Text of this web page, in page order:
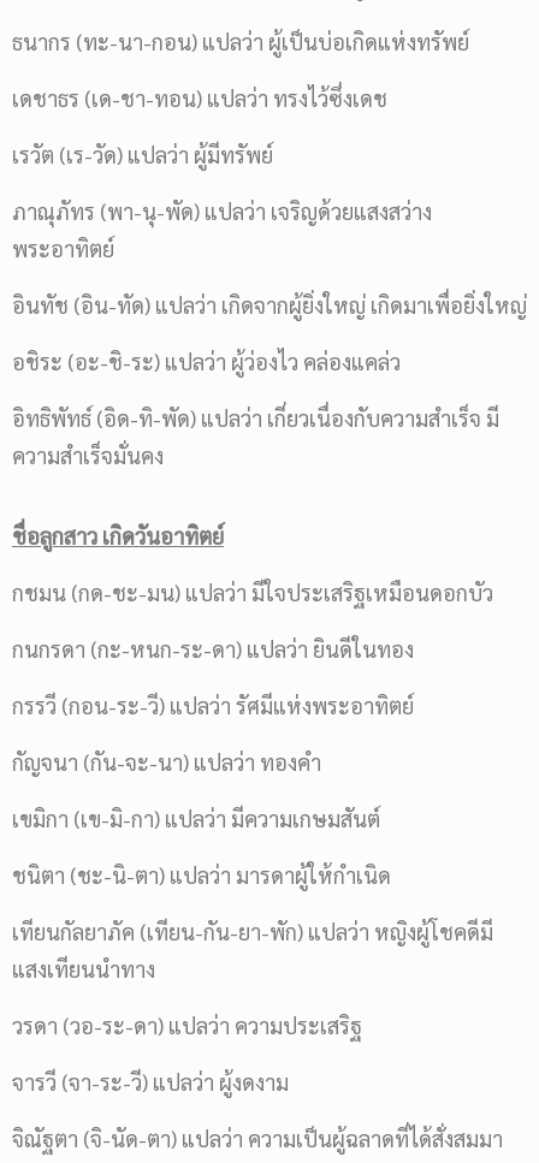
ธนากร (ทะ-นา-กอน) แปลว่า ผู้เป็นบ่อเกิดแห่งทรัพย์
เดชาธร (เด-ชา-ทอน) แปลว่า ทรงไว้ซึ่งเดช
เรวัต (เร-วัด) แปลว่า ผู้มีทรัพย์
ภาณุภัทร (พา-นุ-พัด) แปลว่า เจริญด้วยแสงสว่าง
พระอาทิตย์
อินทัช (อิน-ทัด) แปลว่า เกิดจากผู้ยิ่งใหญ่ เกิดมาเพื่อยิ่งใหญ่
อชิระ (อะ-ชิ-ระ) แปลว่า ผู้ว่องไว คล่องแคล่ว
อิทธิพัทธ์ (อิด-ทิ-พัด) แปลว่า เกี่ยวเนื่องกับความสำเร็จ มี
ความสำเร็จมั่นคง
ชื่อลูกสาว เกิดวันอาทิตย์
กชมน (กด-ชะ-มน) แปลว่า มีใจประเสริฐเหมือนดอกบัว
กนกรดา (กะ-หนก-ระ-ดา) แปลว่า ยินดีในทอง
กรรวี (กอน-ระ-วี) แปลว่า รัศมีแห่งพระอาทิตย์
กัญจนา (กัน-จะ-นา) แปลว่า ทองคำ
เขมิกา (เข-มิ-กา) แปลว่า มีความเกษมสันต์
ชนิตา (ชะ-นิ-ตา) แปลว่า มารดาผู้ให้กำเนิด
เทียนกัลยาภัค (เทียน-กัน-ยา-พัก) แปลว่า หญิงผู้โชคดีมี
แสงเทียนนำทาง
วรดา (วอ-ระ-ดา) แปลว่า ความประเสริฐ
จารวี (จา-ระ-วี) แปลว่า ผู้งดงาม
จิณัฐตา (จิ-นัด-ตา) แปลว่า ความเป็นผู้ฉลาดที่ได้สั่งสมมา